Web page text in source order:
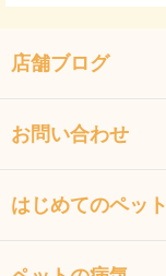
店舗ブログ
お問い合わせ
はじめてのペット